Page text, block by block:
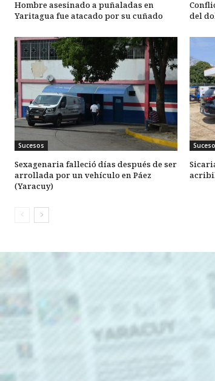
Hombre asesinado a puñaladas en
Yaritagua fue atacado por su cuñado
del
Sucesos
Sexagenaria falleció días después de ser
arrollada por un vehículo en Páez
(Yaracuy)